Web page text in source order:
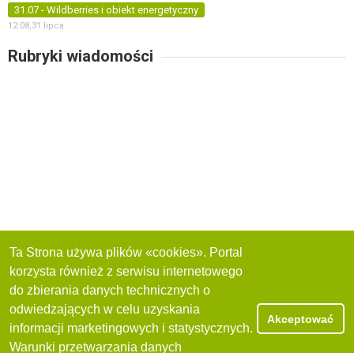
31.07 - Wildberries i obiekt energetyczny
12:08, 31 lipca
Rubryki wiadomości
Ta Strona używa plików «cookies». Portal
korzysta również z serwisu internetowego
do zbierania danych technicznych o
odwiedzających w celu uzyskania
informacji marketingowych i statystycznych.
Warunki przetwarzania danych
Akceptować